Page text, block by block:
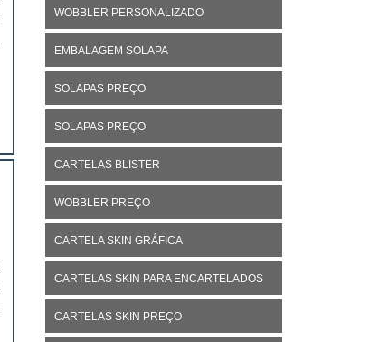
WOBBLER PERSONALIZADO
EMBALAGEM SOLAPA
SOLAPAS PREÇO
SOLAPAS PREÇO
CARTELAS BLISTER
WOBBLER PREÇO
CARTELA SKIN GRÁFICA
CARTELAS SKIN PARA ENCARTELADOS
CARTELAS SKIN PREÇO